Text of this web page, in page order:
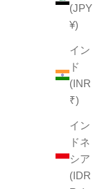
(JPY
¥)
イン
ド
(INR
₹)
イン
ドネ
シア
(IDR